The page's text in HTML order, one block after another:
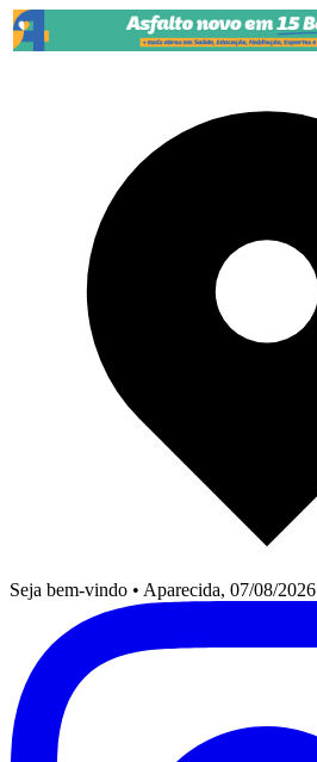
Pular para o conteúdo
Seja bem-vindo • Aparecida, 07/08/2026